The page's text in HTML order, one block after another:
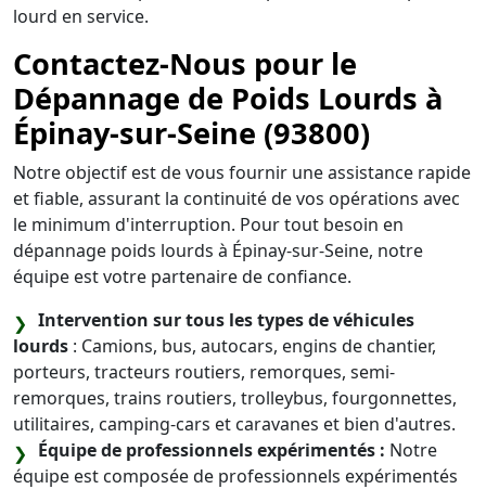
lourd en service.
Contactez-Nous pour le
Dépannage de Poids Lourds à
Épinay-sur-Seine (93800)
Notre objectif est de vous fournir une assistance rapide
et fiable, assurant la continuité de vos opérations avec
le minimum d'interruption. Pour tout besoin en
dépannage poids lourds à Épinay-sur-Seine, notre
équipe est votre partenaire de confiance.
Intervention sur tous les types de véhicules
lourds : Camions, bus, autocars, engins de chantier,
porteurs, tracteurs routiers, remorques, semi-
remorques, trains routiers, trolleybus, fourgonnettes,
utilitaires, camping-cars et caravanes et bien d'autres.
Équipe de professionnels expérimentés : Notre
équipe est composée de professionnels expérimentés